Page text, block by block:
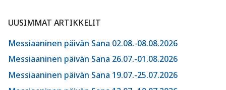
UUSIMMAT ARTIKKELIT
Messiaaninen päivän Sana 02.08.-08.08.2026
Messiaaninen päivän Sana 26.07.-01.08.2026
Messiaaninen päivän Sana 19.07.-25.07.2026